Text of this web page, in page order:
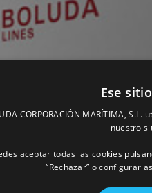
Ese
CORPORACIÓN MARÍTIMA,
nuestro
aceptar todas las cookies
“Rechazar” o